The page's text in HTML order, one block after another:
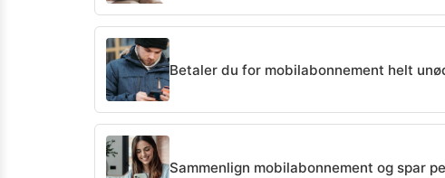
Betaler du for mobilabonnement helt
Sammenlign mobilabonnement og spar